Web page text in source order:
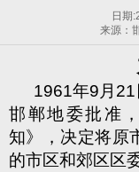
日期:
来源：
1961年9 月 21
邯郸地委批准
知》，决定将原
的市区和郊区区